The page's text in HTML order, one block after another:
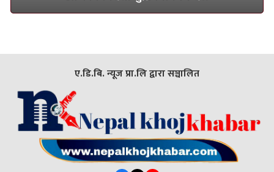
ए.डि.बि. न्यूज प्रा.लि द्वारा सञ्चालित